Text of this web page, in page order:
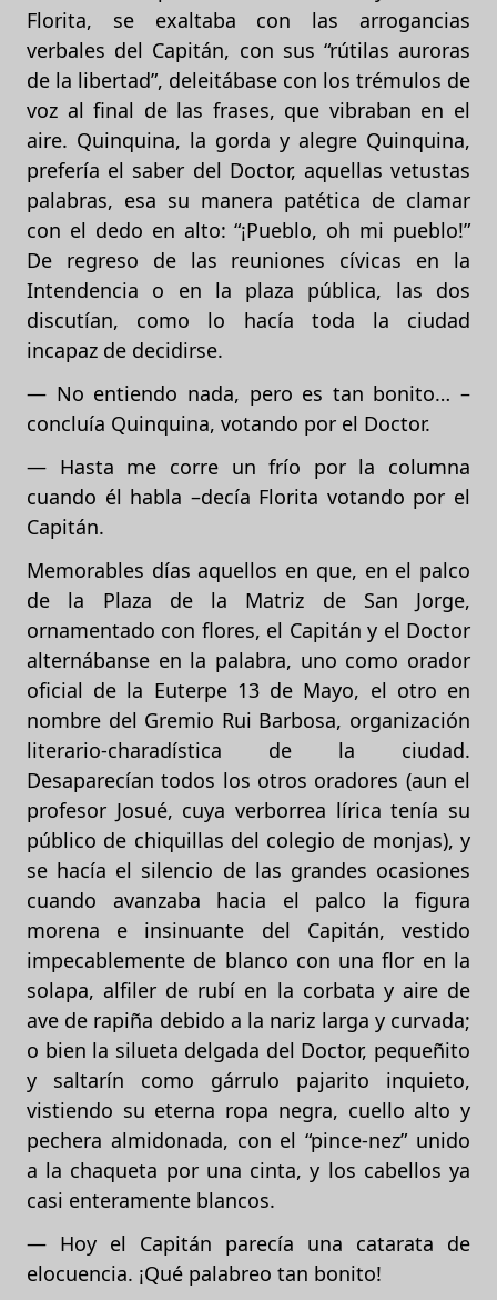
Florita, se exaltaba con las arrogancias
verbales del Capitán, con sus “rútilas auroras
de la libertad”, deleitábase con los trémulos de
voz al final de las frases, que vibraban en el
aire. Quinquina, la gorda y alegre Quinquina,
prefería el saber del Doctor, aquellas vetustas
palabras, esa su manera patética de clamar
con el dedo en alto: “¡Pueblo, oh mi pueblo!”
De regreso de las reuniones cívicas en la
Intendencia o en la plaza pública, las dos
discutían, como lo hacía toda la ciudad
incapaz de decidirse.
— No entiendo nada, pero es tan bonito… –
concluía Quinquina, votando por el Doctor.
— Hasta me corre un frío por la columna
cuando él habla –decía Florita votando por el
Capitán.
Memorables días aquellos en que, en el palco
de la Plaza de la Matriz de San Jorge,
ornamentado con flores, el Capitán y el Doctor
alternábanse en la palabra, uno como orador
oficial de la Euterpe 13 de Mayo, el otro en
nombre del Gremio Rui Barbosa, organización
literario-charadística de la ciudad.
Desaparecían todos los otros oradores (aun el
profesor Josué, cuya verborrea lírica tenía su
público de chiquillas del colegio de monjas), y
se hacía el silencio de las grandes ocasiones
cuando avanzaba hacia el palco la figura
morena e insinuante del Capitán, vestido
impecablemente de blanco con una flor en la
solapa, alfiler de rubí en la corbata y aire de
ave de rapiña debido a la nariz larga y curvada;
o bien la silueta delgada del Doctor, pequeñito
y saltarín como gárrulo pajarito inquieto,
vistiendo su eterna ropa negra, cuello alto y
pechera almidonada, con el “pince-nez” unido
a la chaqueta por una cinta, y los cabellos ya
casi enteramente blancos.
— Hoy el Capitán parecía una catarata de
elocuencia. ¡Qué palabreo tan bonito!